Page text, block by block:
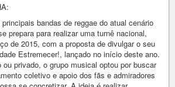
bandas de reggae do atual cenário
prepara para realizar uma turnê nacional,
de 2015, com a proposta de divulgar o seu
Estremecer!, lançado no início deste ano.
privado, o grupo musical optou por buscar
coletivo e apoio dos fãs e admiradores